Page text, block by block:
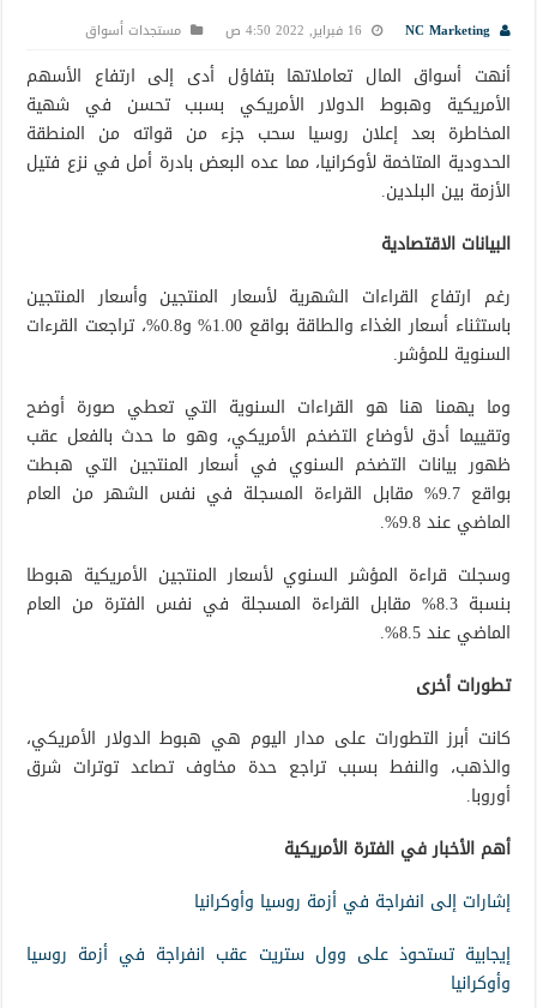
NC Marketing 16 فبراير, 2022 4:50 ص مستجدات أسواق
أنهت أسواق المال تعاملاتها بتفاؤل أدى إلى ارتفاع الأسهم
الأمريكية وهبوط الدولار الأمريكي بسبب تحسن في شهية
المخاطرة بعد إعلان روسيا سحب جزء من قواته من المنطقة
الحدودية المتاخمة لأوكرانيا، مما عده البعض بادرة أمل في نزع فتيل
الأزمة بين البلدين.
البيانات الاقتصادية
رغم ارتفاع القراءات الشهرية لأسعار المنتجين وأسعار المنتجين
باستثناء أسعار الغذاء والطاقة بواقع 1.00% و0.8%، تراجعت القرءات
السنوية للمؤشر.
وما يهمنا هنا هو القراءات السنوية التي تعطي صورة أوضح
وتقييما أدق لأوضاع التضخم الأمريكي، وهو ما حدث بالفعل عقب
ظهور بيانات التضخم السنوي في أسعار المنتجين التي هبطت
بواقع 9.7% مقابل القراءة المسجلة في نفس الشهر من العام
الماضي عند 9.8%.
وسجلت قراءة المؤشر السنوي لأسعار المنتجين الأمريكية هبوطا
بنسبة 8.3% مقابل القراءة المسجلة في نفس الفترة من العام
الماضي عند 8.5%.
تطورات أخرى
كانت أبرز التطورات على مدار اليوم هي هبوط الدولار الأمريكي،
والذهب، والنفط بسبب تراجع حدة مخاوف تصاعد توترات شرق
أوروبا.
أهم الأخبار في الفترة الأمريكية
إشارات إلى انفراجة في أزمة روسيا وأوكرانيا
إيجابية تستحوذ على وول ستريت عقب انفراجة في أزمة روسيا
وأوكرانيا